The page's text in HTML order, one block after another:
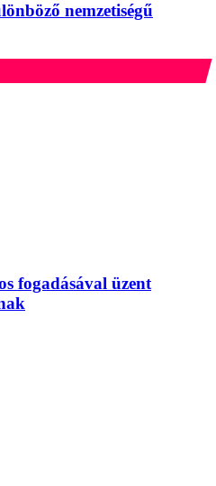
nemzetiségű
fogadásával üzent